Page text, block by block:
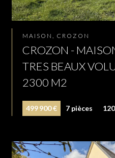
MAISON, CROZON
CROZON -
TRES BEAUX
2300 M2
499 900 € 7 pièces